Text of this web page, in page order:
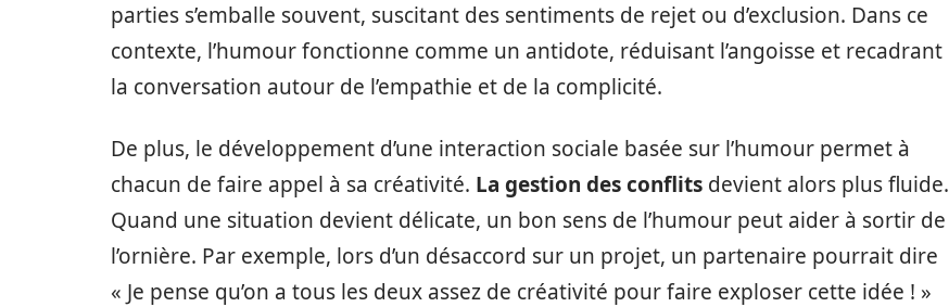
parties s’emballe souvent, suscitant des sentiments de rejet ou d’exclusion. Dans ce
contexte, l’humour fonctionne comme un antidote, réduisant l’angoisse et recadrant
la conversation autour de l’empathie et de la complicité.
De plus, le développement d’une interaction sociale basée sur l’humour permet à
chacun de faire appel à sa créativité. La gestion des conflits devient alors plus fluide.
Quand une situation devient délicate, un bon sens de l’humour peut aider à sortir de
l’ornière. Par exemple, lors d’un désaccord sur un projet, un partenaire pourrait dire
« Je pense qu’on a tous les deux assez de créativité pour faire exploser cette idée ! »